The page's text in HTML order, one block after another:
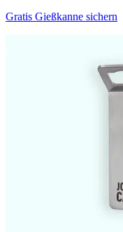
Gratis Gießkanne sichern